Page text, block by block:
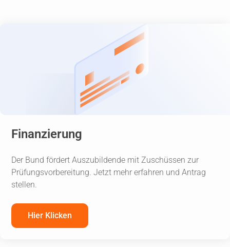
Finanzierung
Der Bund fördert Auszubildende mit Zuschüssen zur
Prüfungsvorbereitung. Jetzt mehr erfahren und Antrag
stellen.
Hier Klicken